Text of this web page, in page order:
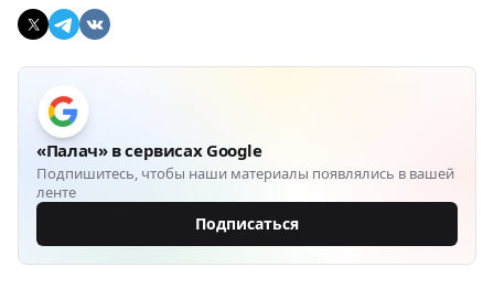
«Палач» в сервисах Google
Подпишитесь, чтобы наши материалы появлялись в вашей
ленте
Подписаться